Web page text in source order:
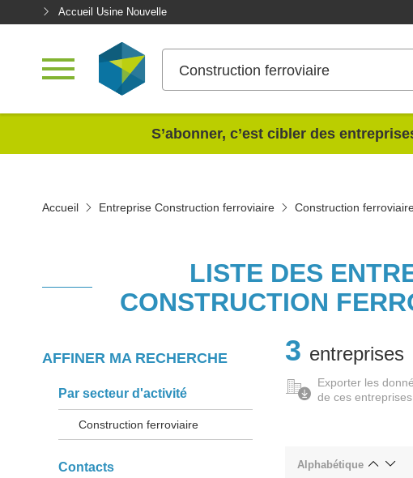
Accueil Usine Nouvelle
Construction ferroviaire
S’abonner, c’est cibler des
Accueil Entreprise Construction ferroviaire Construction
LISTE DES
CONSTRUCTION
AFFINER MA RECHERCHE
Par secteur d'activité
Construction ferroviaire
Contacts
3 entreprises
Exporter les
de ces entreprises
Alphabétique